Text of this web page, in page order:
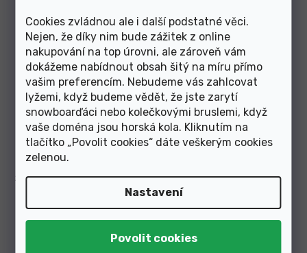
Cookies zvládnou ale i další podstatné věci.
Nejen, že díky nim bude zážitek z online
nakupování na top úrovni, ale zároveň vám
dokážeme nabídnout obsah šitý na míru přímo
vašim preferencím. Nebudeme vás zahlcovat
lyžemi, když budeme vědět, že jste zarytí
snowboarďáci nebo kolečkovými bruslemi, když
vaše doména jsou horská kola. Kliknutím na
tlačítko „Povolit cookies“ dáte veškerým cookies
zelenou.
Nastavení
Skladem v e-shopu
1 870 Kč
Skladem v e-shopu
660 Kč
29"x2.40/60-622 WT EXO TR
26"x2.20/57-559